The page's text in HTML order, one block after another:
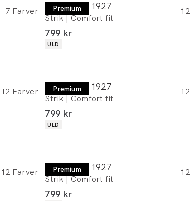
7 Farver Premium
Lindbergh 1927
Strik | Comfort fit
12
I alt (inkl. rabat)
799 kr
Produkt egenskaber
ULD
12 Farver Premium
Lindbergh 1927
Strik | Comfort fit
12
I alt (inkl. rabat)
799 kr
Produkt egenskaber
ULD
12 Farver Premium
Lindbergh 1927
Strik | Comfort fit
12
I alt (inkl. rabat)
799 kr